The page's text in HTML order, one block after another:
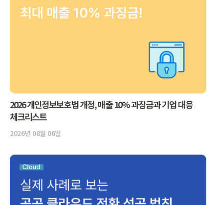
2026 개인정보보호법 개정, 매출 10% 과징금과 기업 대응
체크리스트
2026년 08월 06일